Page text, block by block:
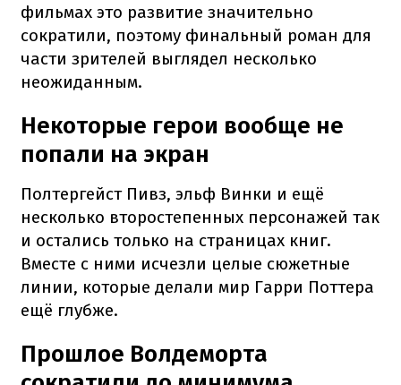
фильмах это развитие значительно
сократили, поэтому финальный роман для
части зрителей выглядел несколько
неожиданным.
Некоторые герои вообще не
попали на экран
Полтергейст Пивз, эльф Винки и ещё
несколько второстепенных персонажей так
и остались только на страницах книг.
Вместе с ними исчезли целые сюжетные
линии, которые делали мир Гарри Поттера
ещё глубже.
Прошлое Волдеморта